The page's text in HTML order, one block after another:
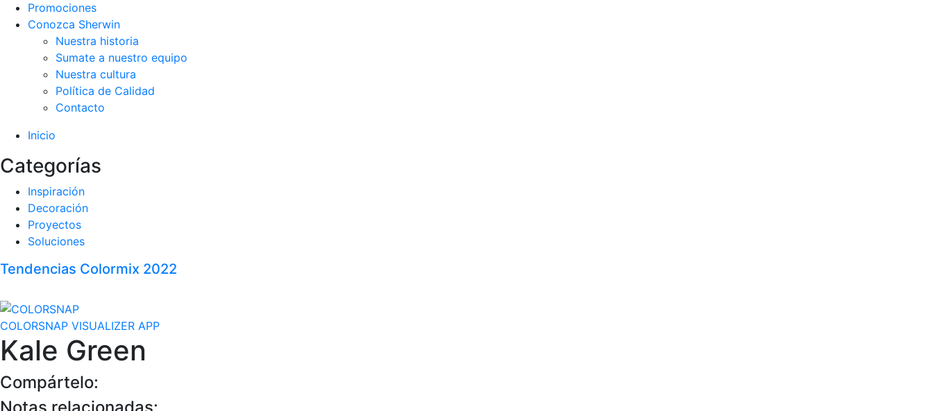
Promociones
Conozca Sherwin
Nuestra historia
Sumate a nuestro equipo
Nuestra cultura
Política de Calidad
Contacto
Inicio
Categorías
Inspiración
Decoración
Proyectos
Soluciones
Tendencias Colormix 2022
COLORSNAP VISUALIZER APP
Kale Green
Compártelo:
Notas relacionadas: